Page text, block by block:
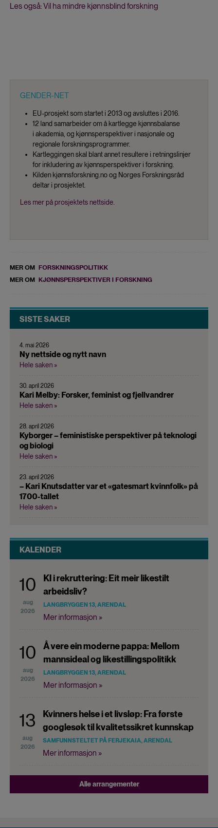
Les også: Vil ha mindre kjønnsblind forskning
GENDER-NET
EU-prosjekt som startet i 2013 og avsluttes i 2016.
12 land samarbeider om å kartlegge kjønnsbalanse
i akademia, og kjønnsperspektiver i nasjonale og
regionale forskningsprogrammer.
Kartleggingen skal blant annet resultere i retningslinjer
for inkludering av kjønnsperspektiver i forskning.
Kilden kjønnsforskning.no og Norges Forskningsråd
deltar i prosjektet.
Les mer på prosjektets nettside.
MER OM FORSKNINGSPOLITIKK
MER OM KJØNNSPERSPEKTIVER I FORSKNING
SISTE SAKER
4. mai 2026
Ny nettside og nytt navn
Hele saken »
30. april 2026
Kari Melby: Forsker, feminist og fjellvandrer
Hele saken »
28. april 2026
Kyborger – feministiske perspektiver på teknologi
og biologi
Hele saken »
23. april 2026
– Kari Knutsdatter var et «gatesmart kvinnfolk» på
1700-tallet
Hele saken »
KALENDER
10
aug
2026
KI i rekruttering: Eit meir likestilt
arbeidsliv?
LANGBRYGGEN 13, ARENDAL
Mer informasjon »
10
aug
2026
Å vere ein moderne pappa: Mellom
mannsideal og likestillingspolitikk
LANGBRYGGEN 13, ARENDAL
Mer informasjon »
13
aug
2026
Kvinners helse i et livsløp: Fra første
googlesøk til kvalitetssikret kunnskap
SAMFUNNSTELTET PÅ FERJEKAIA, ARENDAL
Mer informasjon »
Alle arrangementer